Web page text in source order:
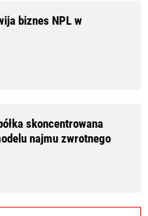
biznes NPL w
skoncentrowana
najmu zwrotnego